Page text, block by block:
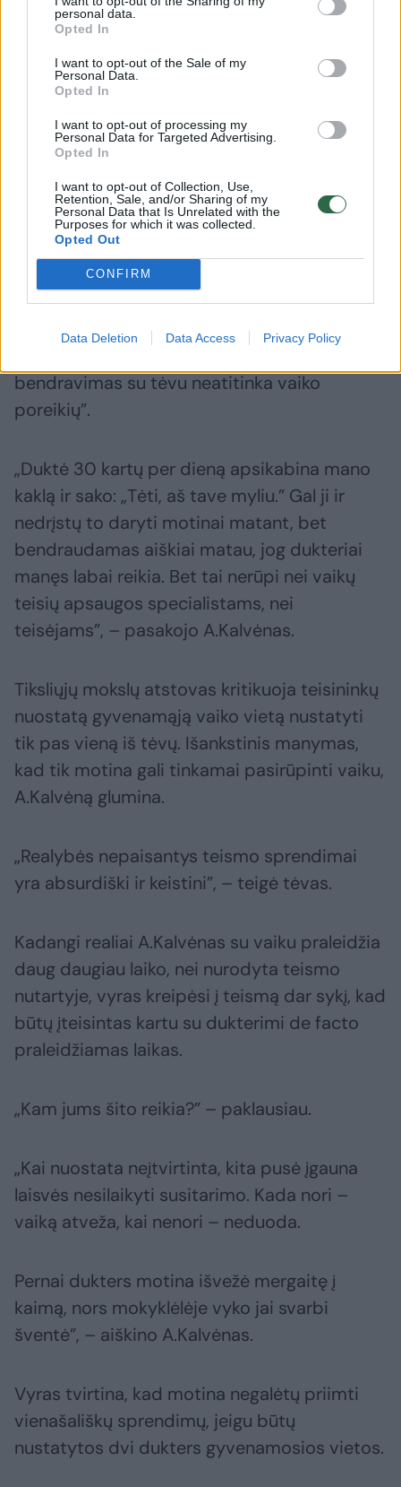
personal data.
Opted In
I want to opt-out of the Sale of my
Personal Data.
Opted In
I want to opt-out of processing my
Personal Data for Targeted Advertising.
Opted In
I want to opt-out of Collection, Use,
Retention, Sale, and/or Sharing of my
Personal Data that Is Unrelated with the
Purposes for which it was collected.
Opted Out
CONFIRM
Data Deletion Data Access Privacy Policy
ikimokyklinis ugdymas nėra privalomas. Ar jo
labiau kad aš rūpinausi dukters socializacija ir
suradau privačią ikimokyklinę įstaigą, kurioje
nereikia būti visą dieną”, – aiškino A.Kalvėnas.
Tačiau vyro požiūris į tėvo teises niekam
nerūpėjo. Jo jausmai – taip pat.
Gyvenamoji vieta – pas vieną
Kaunietį pribloškė Kauno apylinkės teismo
bendravimas su tėvu neatitinka vaiko
poreikių”.
„Duktė 30 kartų per dieną apsikabina mano
kaklą ir sako: „Tėti, aš tave myliu.” Gal ji ir
nedrįstų to daryti motinai matant, bet
bendraudamas aiškiai matau, jog dukteriai
manęs labai reikia. Bet tai nerūpi nei vaikų
teisių apsaugos specialistams, nei
teisėjams”, – pasakojo A.Kalvėnas.
Tiksliųjų mokslų atstovas kritikuoja teisininkų
nuostatą gyvenamąją vaiko vietą nustatyti
tik pas vieną iš tėvų. Išankstinis manymas,
kad tik motina gali tinkamai pasirūpinti vaiku,
A.Kalvėną glumina.
„Realybės nepaisantys teismo sprendimai
yra absurdiški ir keistini”, – teigė tėvas.
Kadangi realiai A.Kalvėnas su vaiku praleidžia
daug daugiau laiko, nei nurodyta teismo
nutartyje, vyras kreipėsi į teismą dar sykį, kad
būtų įteisintas kartu su dukterimi de facto
praleidžiamas laikas.
„Kam jums šito reikia?” – paklausiau.
„Kai nuostata neįtvirtinta, kita pusė įgauna
laisvės nesilaikyti susitarimo. Kada nori –
vaiką atveža, kai nenori – neduoda.
Pernai dukters motina išvežė mergaitę į
kaimą, nors mokyklėlėje vyko jai svarbi
šventė”, – aiškino A.Kalvėnas.
Vyras tvirtina, kad motina negalėtų priimti
vienašališkų sprendimų, jeigu būtų
nustatytos dvi dukters gyvenamosios vietos.